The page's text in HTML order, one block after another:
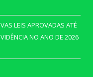
LEIS APROVADAS ATÉ
NO ANO DE 2026